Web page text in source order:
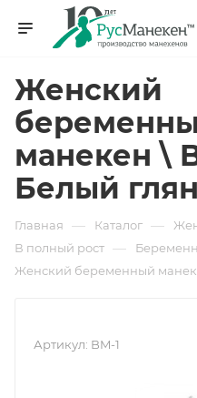
Женский
манекен \
Белый
Главная — Каталог —
В полный рост —
Женский беременный
Артикул: BM-1